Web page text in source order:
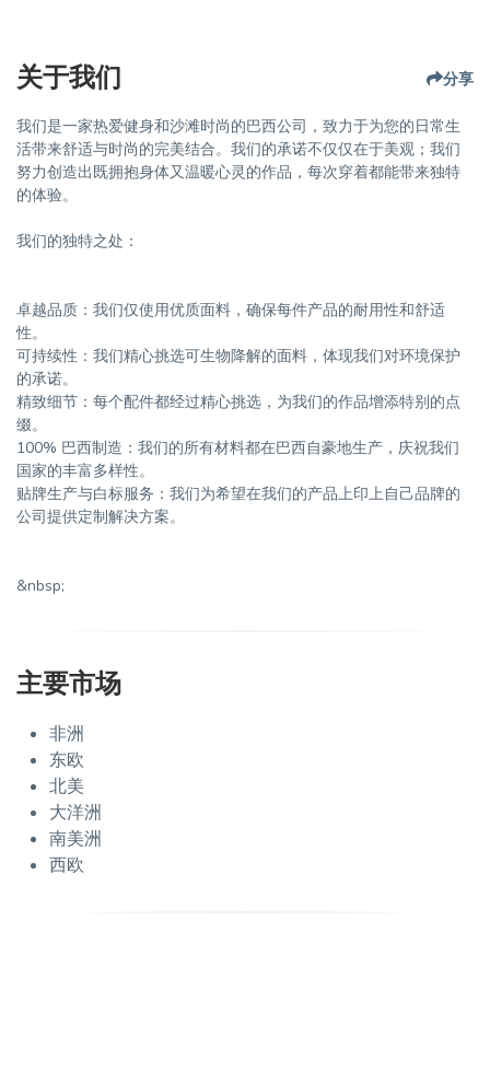
关于我们 分享
我们是一家热爱健身和沙滩时尚的巴西公司，致力于为您的日常生
活带来舒适与时尚的完美结合。我们的承诺不仅仅在于美观；我们
努力创造出既拥抱身体又温暖心灵的作品，每次穿着都能带来独特
的体验。
我们的独特之处：
卓越品质：我们仅使用优质面料，确保每件产品的耐用性和舒适
性。
可持续性：我们精心挑选可生物降解的面料，体现我们对环境保护
的承诺。
精致细节：每个配件都经过精心挑选，为我们的作品增添特别的点
缀。
100% 巴西制造：我们的所有材料都在巴西自豪地生产，庆祝我们
国家的丰富多样性。
贴牌生产与白标服务：我们为希望在我们的产品上印上自己品牌的
公司提供定制解决方案。
&nbsp;
主要市场
非洲
东欧
北美
大洋洲
南美洲
西欧